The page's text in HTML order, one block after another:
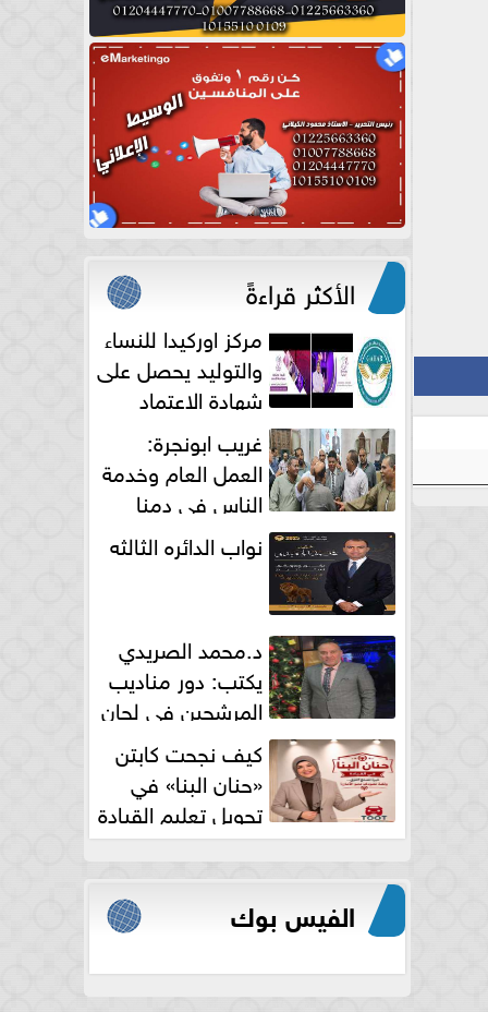
الأكثر قراءةً
مركز اوركيدا للنساء
والتوليد يحصل على
شهادة الاعتماد
الكامل
غريب ابونجرة:
العمل العام وخدمة
الناس فى دمنا
نواب الدائره الثالثه
د.محمد الصريدي
يكتب: دور مناديب
المرشحين في لجان
الانتخابات
كيف نجحت كابتن
«حنان البنا» في
تحويل تعليم القيادة
النسائية من خوف...
الفيس بوك